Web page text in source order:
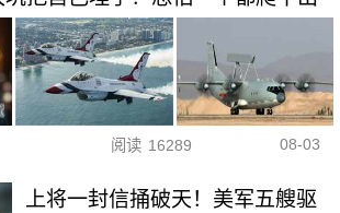
阅读 16289 08-03
上将一封信捅破天！美军五艘驱